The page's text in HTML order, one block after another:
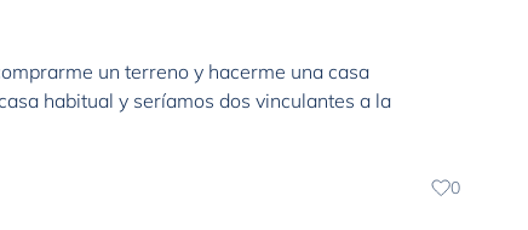
un terreno y hacerme una casa
habitual y seríamos dos vinculantes a la
0